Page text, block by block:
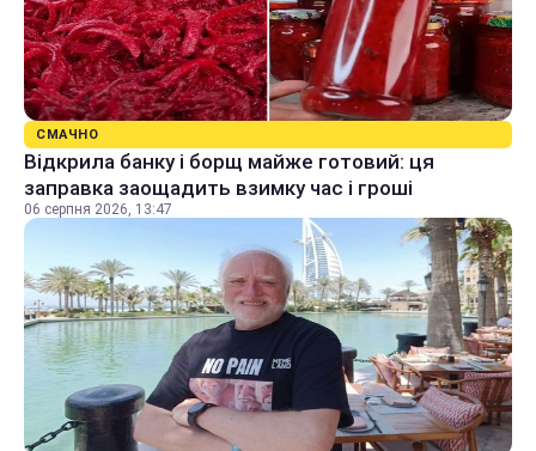
СМАЧНО
Відкрила банку і борщ майже готовий: ця
заправка заощадить взимку час і гроші
06 серпня 2026, 13:47